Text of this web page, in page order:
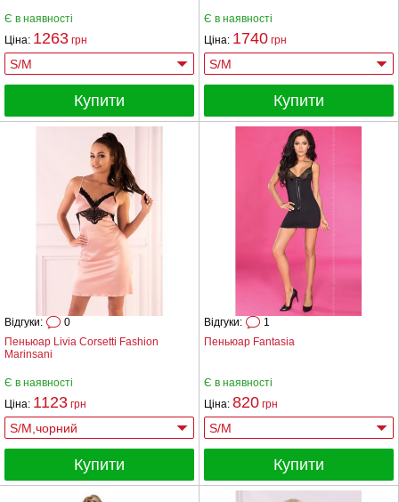
Є в наявності
Ціна: 1263 грн
Купити
Є в наявності
Ціна: 1740 грн
Купити
Пеньюар Livia Corsetti Fashion
Marinsani
Відгуки: 0
Є в наявності
Ціна: 1123 грн
Купити
Пеньюар Fantasia
Відгуки: 1
Є в наявності
Ціна: 820 грн
Купити